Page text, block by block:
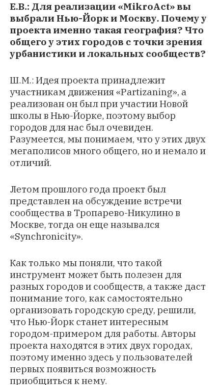
Е.В.: Для реализации «MikroAct» вы
выбрали Нью-Йорк и Москву. Почему у
проекта именно такая география? Что
общего у этих городов с точки зрения
урбанистики и локальных сообществ?
Ш.М.: Идея проекта принадлежит
участникам движения «Partizaning», а
реализован он был при участии Новой
школы в Нью-Йорке, поэтому выбор
городов для нас был очевиден.
Разумеется, мы понимаем, что у этих двух
мегаполисов много общего, но и немало и
отличий.
Летом прошлого года проект был
представлен на обсуждение встречи
сообщества в Тропарево-Никулино в
Москве, тогда он еще назывался
«Synchronicity».
Как только мы поняли, что такой
инструмент может быть полезен для
разных городов и сообществ, а также даст
понимание того, как самостоятельно
организовать городскую среду, решили,
что Нью-Йорк станет интересным
городом-примером для работы. Авторы
проекта находятся в этих двух городах,
поэтому именно здесь у пользователей
первых появиться возможность
приобщиться к нему.